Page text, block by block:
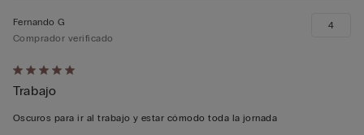
Calificación
de
5
Fernando G
Comprador verificado
Trabajo
Oscuros para ir al trabajo y estar cómodo toda la jornada
4